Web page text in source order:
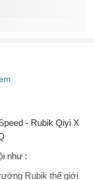
- Rubik Qiyi X
như :
Rubik thế giới